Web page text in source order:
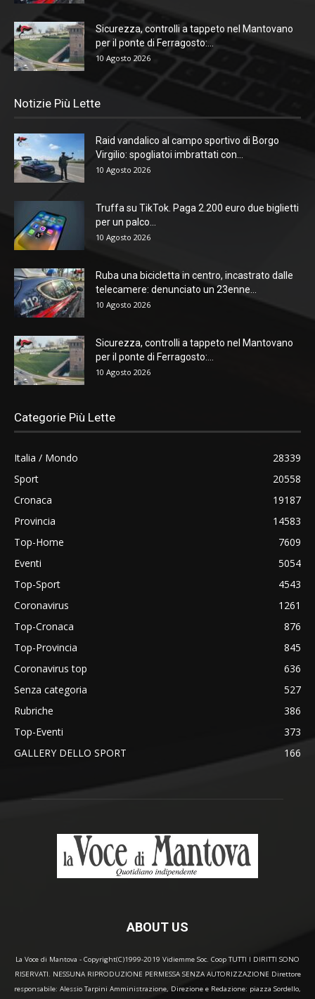
Sicurezza, controlli a tappeto nel Mantovano
per il ponte di Ferragosto:...
10 Agosto 2026
Notizie Più Lette
Raid vandalico al campo sportivo di Borgo
Virgilio: spogliatoi imbrattati con...
10 Agosto 2026
Truffa su TikTok. Paga 2.200 euro due biglietti
per un palco...
10 Agosto 2026
Ruba una bicicletta in centro, incastrato dalle
telecamere: denunciato un 23enne...
10 Agosto 2026
Sicurezza, controlli a tappeto nel Mantovano
per il ponte di Ferragosto:...
10 Agosto 2026
Categorie Più Lette
Italia / Mondo
28339
Sport
20558
Cronaca
19187
Provincia
14583
Top-Home
7609
Eventi
5054
Top-Sport
4543
Coronavirus
1261
Top-Cronaca
876
Top-Provincia
845
Coronavirus top
636
Senza categoria
527
Rubriche
386
Top-Eventi
373
GALLERY DELLO SPORT
166
ABOUT US
La Voce di Mantova - Copyright(C)1999-2019 Vidiemme Soc. Coop TUTTI I DIRITTI SONO
RISERVATI. NESSUNA RIPRODUZIONE PERMESSA SENZA AUTORIZZAZIONE Direttore
responsabile: Alessio Tarpini Amministrazione, Direzione e Redazione: piazza Sordello,